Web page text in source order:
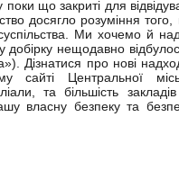
поки що закриті для
досягло розуміння
Ми хочемо й
нещодавно
Дізнатися про нові
Центральної
та більшість
власну безпеку та